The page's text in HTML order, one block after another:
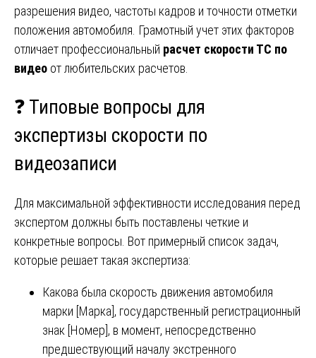
разрешения видео, частоты кадров и точности отметки
положения автомобиля. Грамотный учет этих факторов
отличает профессиональный расчет скорости ТС по
видео от любительских расчетов.
❓ Типовые вопросы для
экспертизы скорости по
видеозаписи
Для максимальной эффективности исследования перед
экспертом должны быть поставлены четкие и
конкретные вопросы. Вот примерный список задач,
которые решает такая экспертиза:
Какова была скорость движения автомобиля
марки [Марка], государственный регистрационный
знак [Номер], в момент, непосредственно
предшествующий началу экстренного